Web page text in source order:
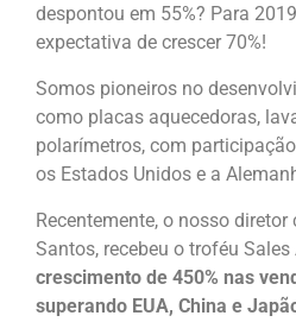
despontou em 55%? Para
expectativa de crescer 70%!
Somos pioneiros no
como placas aquecedoras,
polarímetros, com
os Estados Unidos e a
Recentemente, o nosso
Santos, recebeu o troféu
crescimento de 450% nas
superando EUA, China e